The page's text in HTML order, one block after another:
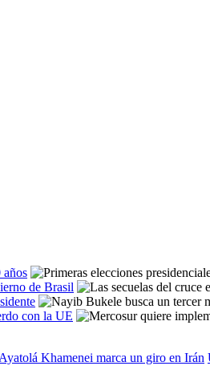
años
de Brasil
con la UE
Khamenei marca un giro en Irán